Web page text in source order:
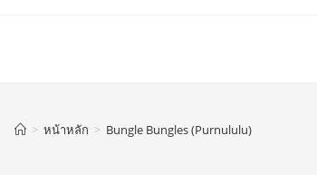
> หน้าหลัก > Bungle Bungles (Purnululu)